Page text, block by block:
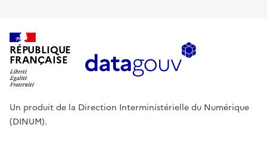
RÉPUBLIQUE
FRANÇAISE
Un produit de la Direction Interministérielle du Numérique
(DINUM).